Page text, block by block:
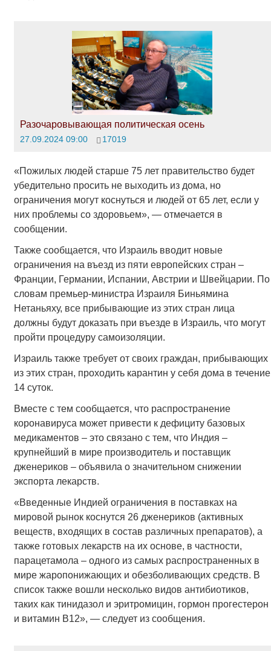
Разочаровывающая политическая осень
27.09.2024 09:00 17019
«Пожилых людей старше 75 лет правительство будет
убедительно просить не выходить из дома, но
ограничения могут коснуться и людей от 65 лет, если у
них проблемы со здоровьем», — отмечается в
сообщении.
Также сообщается, что Израиль вводит новые
ограничения на въезд из пяти европейских стран –
Франции, Германии, Испании, Австрии и Швейцарии. По
словам премьер-министра Израиля Биньямина
Нетаньяху, все прибывающие из этих стран лица
должны будут доказать при въезде в Израиль, что могут
пройти процедуру самоизоляции.
Израиль также требует от своих граждан, прибывающих
из этих стран, проходить карантин у себя дома в течение
14 суток.
Вместе с тем сообщается, что распространение
коронавируса может привести к дефициту базовых
медикаментов – это связано с тем, что Индия –
крупнейший в мире производитель и поставщик
дженериков – объявила о значительном снижении
экспорта лекарств.
«Введенные Индией ограничения в поставках на
мировой рынок коснутся 26 дженериков (активных
веществ, входящих в состав различных препаратов), а
также готовых лекарств на их основе, в частности,
парацетамола – одного из самых распространенных в
мире жаропонижающих и обезболивающих средств. В
список также вошли несколько видов антибиотиков,
таких как тинидазол и эритромицин, гормон прогестерон
и витамин В12», — следует из сообщения.